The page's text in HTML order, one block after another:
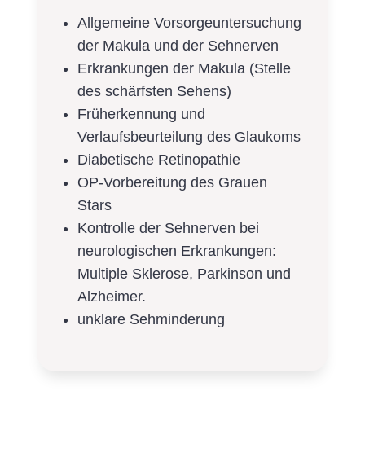
Allgemeine Vorsorgeuntersuchung
der Makula und der Sehnerven
Erkrankungen der Makula (Stelle
des schärfsten Sehens)
Früherkennung und
Verlaufsbeurteilung des Glaukoms
Diabetische Retinopathie
OP-Vorbereitung des Grauen
Stars
Kontrolle der Sehnerven bei
neurologischen Erkrankungen:
Multiple Sklerose, Parkinson und
Alzheimer.
unklare Sehminderung